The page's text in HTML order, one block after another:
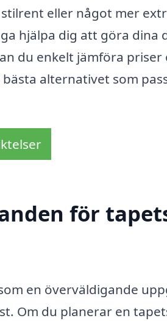
eller något mer
hjälpa dig att göra dina
du enkelt jämföra priser
alternativet som
för
en överväldigande
Om du planerar en